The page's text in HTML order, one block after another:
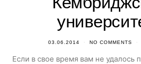
03.06.2014 NO COMMENTS
Если в свое время вам не удалось